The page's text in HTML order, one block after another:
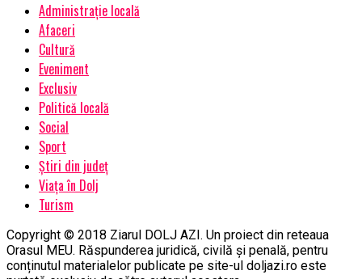
Administrație locală
Afaceri
Cultură
Eveniment
Exclusiv
Politică locală
Social
Sport
Știri din județ
Viața în Dolj
Turism
Copyright © 2018 Ziarul DOLJ AZI. Un proiect din reteaua
Orasul MEU. Răspunderea juridică, civilă și penală, pentru
conținutul materialelor publicate pe site-ul doljazi.ro este